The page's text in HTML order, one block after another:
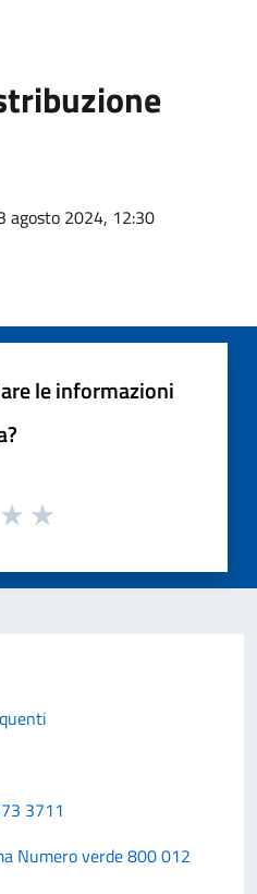
agosto 2024, 12:30
le informazioni
3711
Numero verde 800 012